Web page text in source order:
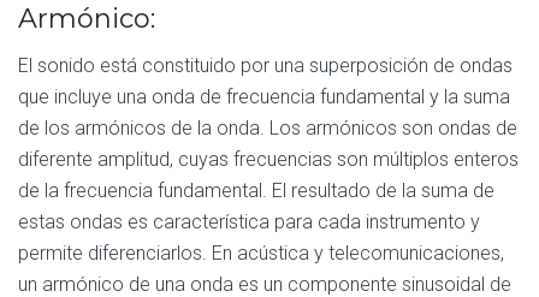
Armónico:
El sonido está constituido por una superposición de ondas
que incluye una onda de frecuencia fundamental y la suma
de los armónicos de la onda. Los armónicos son ondas de
diferente amplitud, cuyas frecuencias son múltiplos enteros
de la frecuencia fundamental. El resultado de la suma de
estas ondas es característica para cada instrumento y
permite diferenciarlos. En acústica y telecomunicaciones,
un armónico de una onda es un componente sinusoidal de